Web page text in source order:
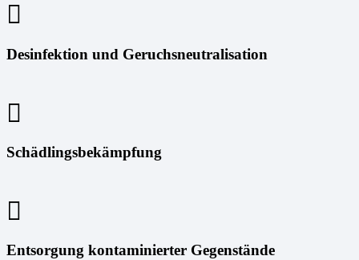
Desinfektion und Geruchsneutralisation
Schädlingsbekämpfung
Entsorgung kontaminierter Gegenstände